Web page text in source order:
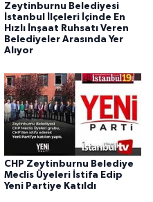
Zeytinburnu Belediyesi
İstanbul İlçeleri İçinde En
Hızlı İnşaat Ruhsatı Veren
Belediyeler Arasında Yer
Alıyor
CHP Zeytinburnu Belediye
Meclis Üyeleri İstifa Edip
Yeni Partiye Katıldı